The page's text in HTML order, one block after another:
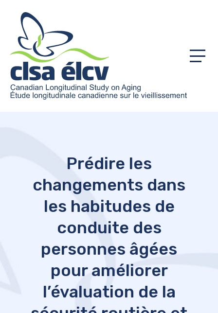
Menu
Prédire les
changements dans
les habitudes de
conduite des
personnes âgées
pour améliorer
l’évaluation de la